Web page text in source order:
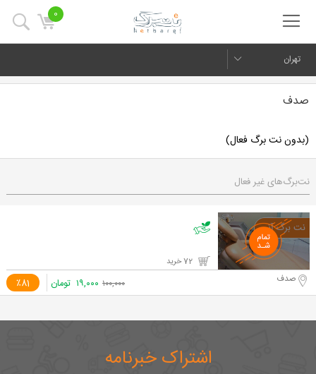
0
تهران
صدف
(بدون نت برگ فعال)
نت‌برگ‌های غیر فعال
٪81 صدف ۱۰۰,۰۰۰ ۱۹,۰۰۰ تومان
اشتراک خبرنامه